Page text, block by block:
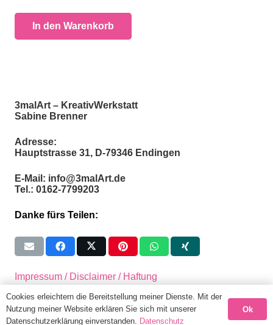
In den Warenkorb
3malArt – KreativWerkstatt
Sabine Brenner
Adresse:
Hauptstrasse 31, D-79346 Endingen
E-Mail: info@3malArt.de
Tel.: 0162-7799203
Danke fürs Teilen:
Impressum / Disclaimer / Haftung
Datenschutzerklärung
Cookies erleichtern die Bereitstellung meiner Dienste. Mit der
Nutzung meiner Website erklären Sie sich mit unserer
Datenschutzerklärung einverstanden. Datenschutz
Ok